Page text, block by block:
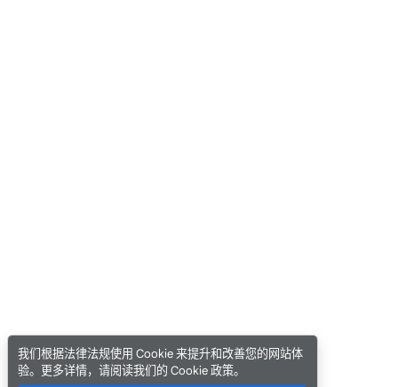
我们根据法律法规使用 Cookie 来提升和改善您的网站体
验。更多详情，请阅读我们的 Cookie 政策。